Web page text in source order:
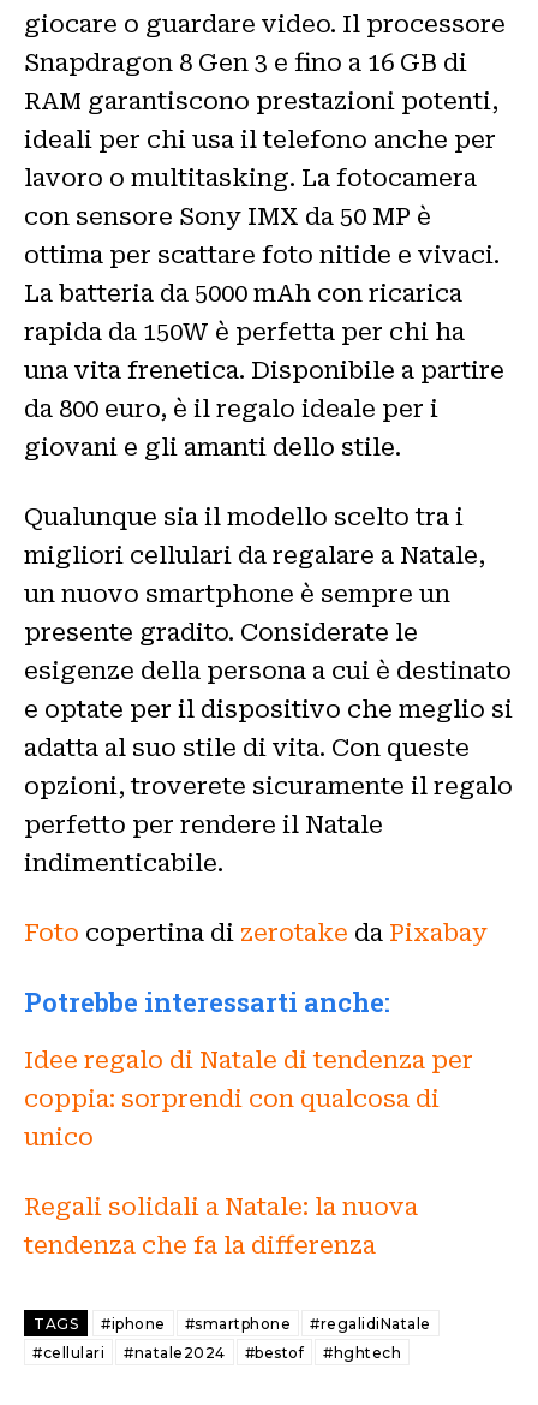
giocare o guardare video. Il processore
Snapdragon 8 Gen 3 e fino a 16 GB di
RAM garantiscono prestazioni potenti,
ideali per chi usa il telefono anche per
lavoro o multitasking. La fotocamera
con sensore Sony IMX da 50 MP è
ottima per scattare foto nitide e vivaci.
La batteria da 5000 mAh con ricarica
rapida da 150W è perfetta per chi ha
una vita frenetica. Disponibile a partire
da 800 euro, è il regalo ideale per i
giovani e gli amanti dello stile.
Qualunque sia il modello scelto tra i
migliori cellulari da regalare a Natale,
un nuovo smartphone è sempre un
presente gradito. Considerate le
esigenze della persona a cui è destinato
e optate per il dispositivo che meglio si
adatta al suo stile di vita. Con queste
opzioni, troverete sicuramente il regalo
perfetto per rendere il Natale
indimenticabile.
Foto copertina di zerotake da Pixabay
Potrebbe interessarti anche:
Idee regalo di Natale di tendenza per
coppia: sorprendi con qualcosa di
unico
Regali solidali a Natale: la nuova
tendenza che fa la differenza
TAGS #iphone #smartphone
#regalidiNatale
#cellulari
#natale2024 #bestof #hghtech